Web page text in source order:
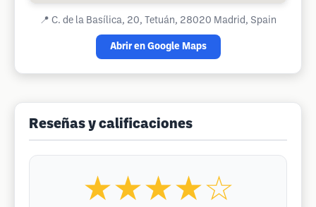
📍 C. de la Basílica, 20, Tetuán, 28020 Madrid, Spain
Abrir en Google Maps
Reseñas y calificaciones
★★★★☆